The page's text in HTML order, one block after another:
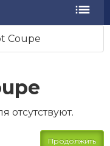
Coupe
отсутствуют.
Продолжить